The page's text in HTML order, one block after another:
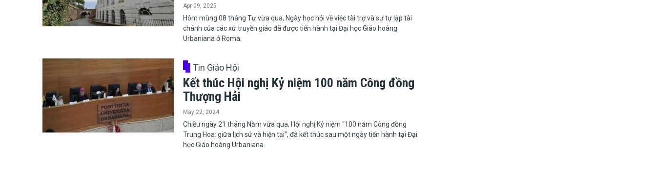
Apr 09, 2025
Hôm mùng 08 tháng Tư vừa qua, Ngày học hỏi về việc tài trợ và sự tự lập tài
chánh của các xứ truyền giáo đã được tiến hành tại Đại học Giáo hoàng
Urbaniana ở Roma.
Tin Giáo Hội
Kết thúc Hội nghị Kỷ niệm 100 năm Công đồng
Thượng Hải
May 22, 2024
​​​​​​​Chiều ngày 21 tháng Năm vừa qua, Hội nghị Kỷ niệm “100 năm Công đồng
Trung Hoa: giữa lịch sử và hiện tại”, đã kết thúc sau một ngày tiến hành tại Đại
học Giáo hoàng Urbaniana.